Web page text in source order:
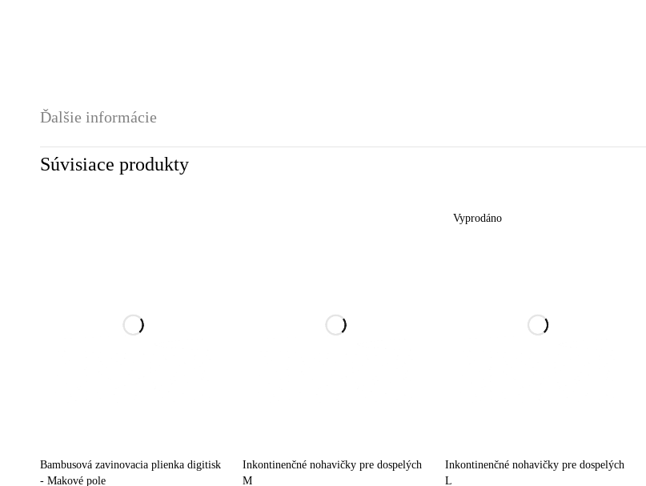
Ďalšie informácie
Súvisiace produkty
Bambusová zavinovacia plienka digitisk
- Makové pole
Inkontinenčné nohavičky pre dospelých
M
Vyprodáno
Inkontinenčné nohavičky pre dospelých
L